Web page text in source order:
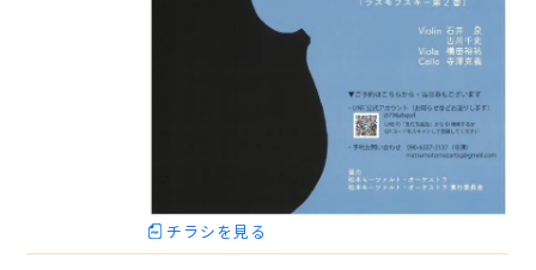
チラシを見る